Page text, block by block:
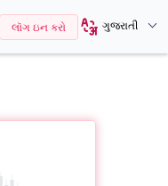
લૉગ ઇન કરો ગુજરાતી